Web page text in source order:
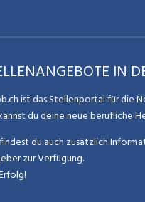
IN
ist das Stellenportal für die
du deine neue berufliche
du auch zusätzlich
zur Verfügung.